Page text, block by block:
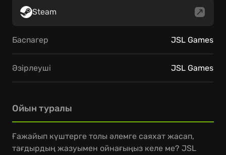
Ойын туралы
Ғажайып күштерге толы әлемге саяхат жасап,
тағдырдың жазуымен ойнағыңыз келе ме? JSL
Steam
Баспагер JSL Games
Әзірлеуші JSL Games